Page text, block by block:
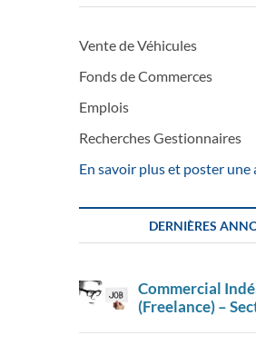
Vente de Véhicules
Fonds de Commerces
Emplois
Recherches Gestionnaires
En savoir plus et poster une
DERNIÈRES
Commercial
(Freelance) –